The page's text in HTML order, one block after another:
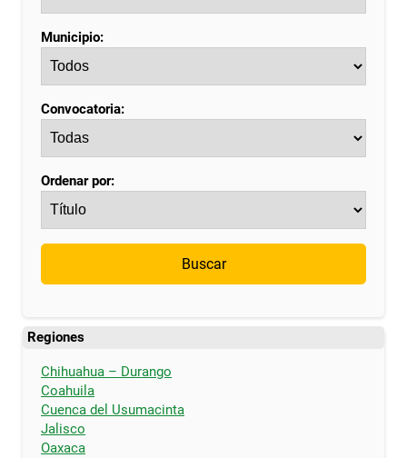
Municipio:
Convocatoria:
Ordenar por:
Buscar
Regiones
Chihuahua – Durango
Coahuila
Cuenca del Usumacinta
Jalisco
Oaxaca